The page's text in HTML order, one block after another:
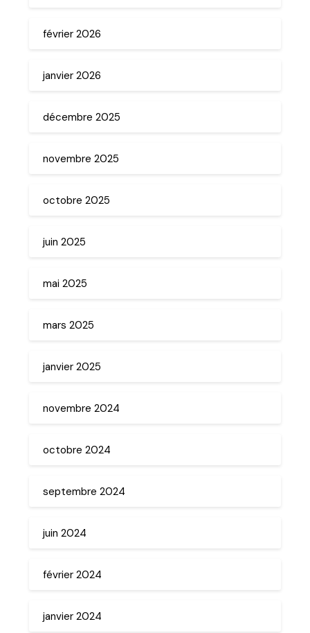
février 2026
janvier 2026
décembre 2025
novembre 2025
octobre 2025
juin 2025
mai 2025
mars 2025
janvier 2025
novembre 2024
octobre 2024
septembre 2024
juin 2024
février 2024
janvier 2024